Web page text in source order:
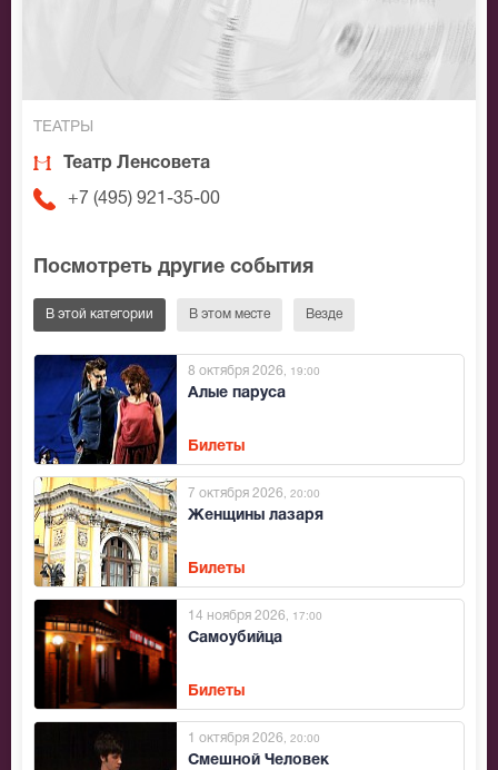
ТЕАТРЫ
Театр Ленсовета
+7 (495) 921-35-00
Посмотреть другие события
В этой категории В этом месте Везде
Алые паруса
8 октября 2026 , 19:00
Билеты
Женщины лазаря
7 октября 2026 , 20:00
Билеты
Самоубийца
14 ноября 2026 , 17:00
Билеты
Смешной Человек
1 октября 2026 , 20:00